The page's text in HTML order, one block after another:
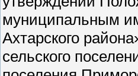
муниципальным
Ахтарского
сельского